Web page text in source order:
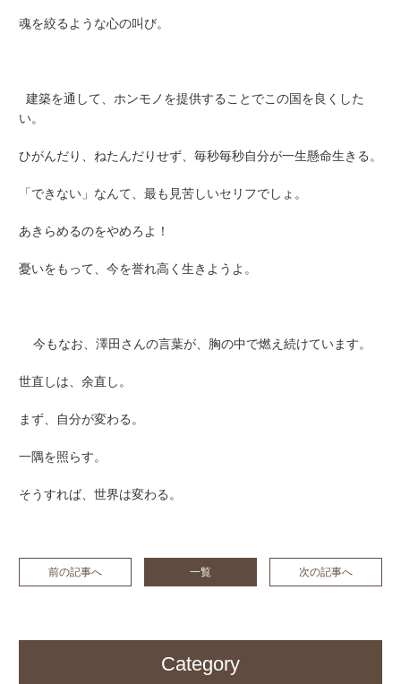
魂を絞るような心の叫び。
建築を通して、ホンモノを提供することでこの国を良くした
い。
ひがんだり、ねたんだりせず、毎秒毎秒自分が一生懸命生きる。
「できない」なんて、最も見苦しいセリフでしょ。
あきらめるのをやめろよ！
憂いをもって、今を誉れ高く生きようよ。
今もなお、澤田さんの言葉が、胸の中で燃え続けています。
世直しは、余直し。
まず、自分が変わる。
一隅を照らす。
そうすれば、世界は変わる。
前の記事へ 一覧 次の記事へ
Category